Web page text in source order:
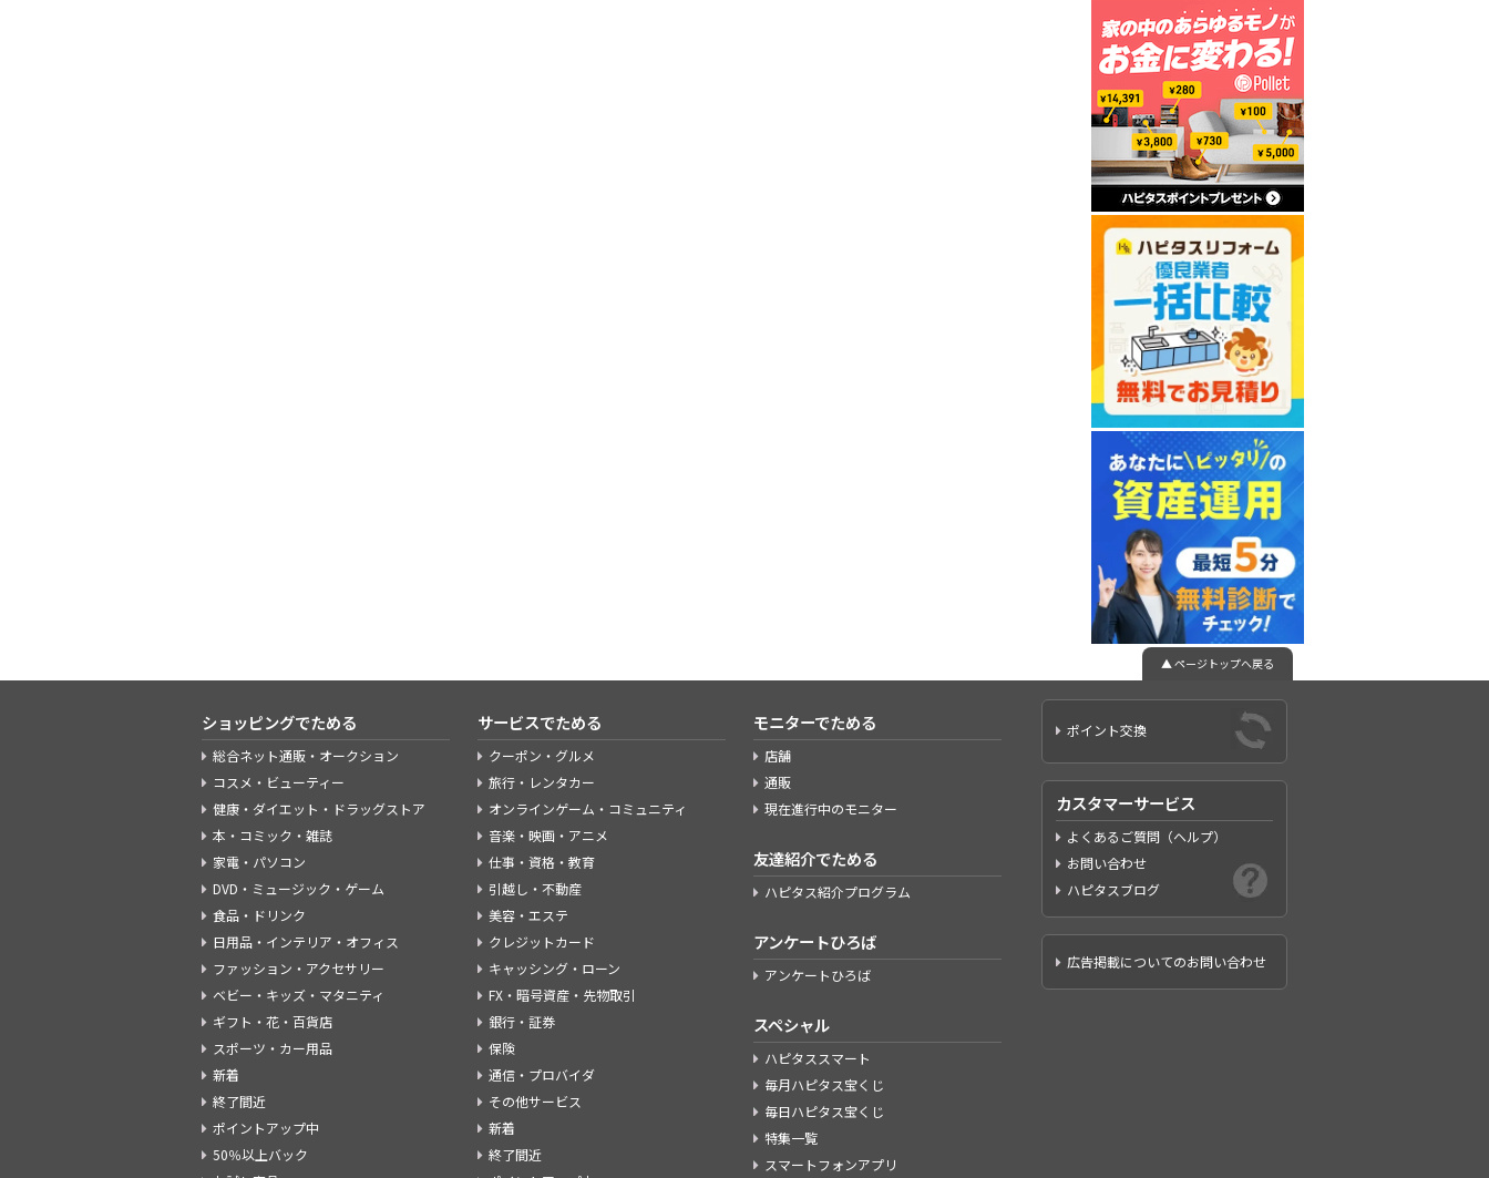
▲ ページトップへ戻る
ショッピングでためる
総合ネット通販・オークション
コスメ・ビューティー
健康・ダイエット・ドラッグストア
本・コミック・雑誌
家電・パソコン
DVD・ミュージック・ゲーム
食品・ドリンク
日用品・インテリア・オフィス
ファッション・アクセサリー
ベビー・キッズ・マタニティ
ギフト・花・百貨店
スポーツ・カー用品
新着
終了間近
ポイントアップ中
50％以上バック
サービスでためる
クーポン・グルメ
旅行・レンタカー
オンラインゲーム・コミュニティ
音楽・映画・アニメ
仕事・資格・教育
引越し・不動産
美容・エステ
クレジットカード
キャッシング・ローン
FX・暗号資産・先物取引
銀行・証券
保険
通信・プロバイダ
その他サービス
新着
終了間近
モニターでためる
店舗
通販
現在進行中のモニター
友達紹介でためる
ハピタス紹介プログラム
アンケートひろば
アンケートひろば
スペシャル
ハピタススマート
毎月ハピタス宝くじ
毎日ハピタス宝くじ
特集一覧
スマートフォンアプリ
ポイント交換
カスタマーサービス
よくあるご質問（ヘルプ）
お問い合わせ
ハピタスブログ
広告掲載についてのお問い合わせ